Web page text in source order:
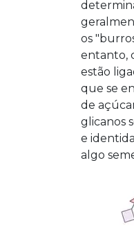
os
entanto,
estão
que se
de
glicanos
e
algo